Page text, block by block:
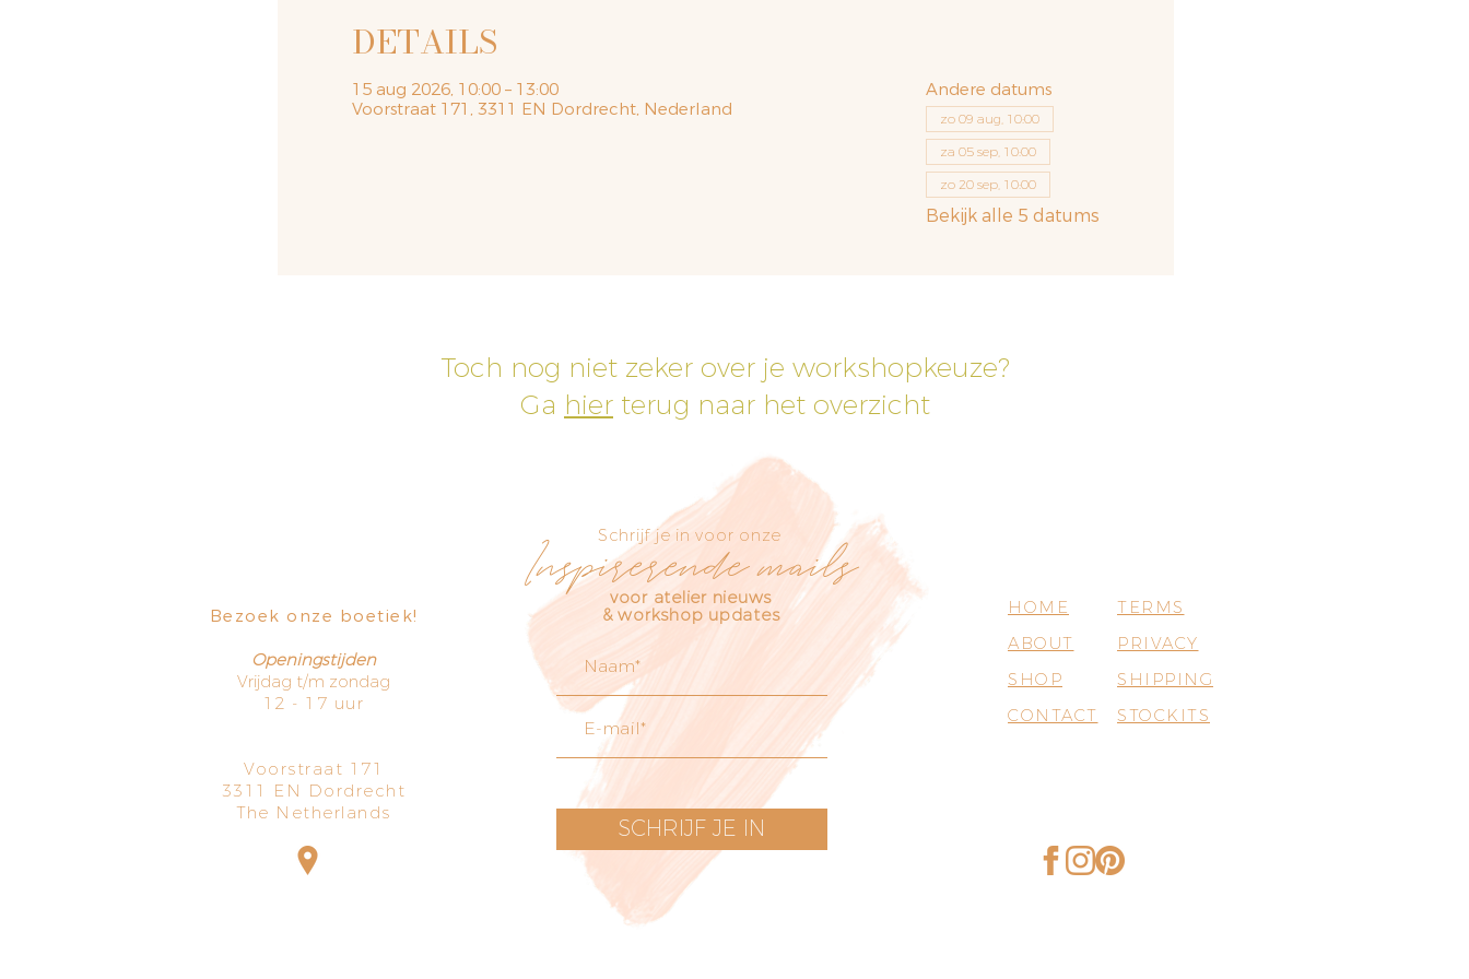
DETAILS
15 aug 2026, 10:00 – 13:00
Voorstraat 171, 3311 EN Dordrecht, Nederland
Andere datums
zo 09 aug, 10:00
za 05 sep, 10:00
zo 20 sep, 10:00
Bekijk alle 5 datums
Toch nog niet zeker over je workshopkeuze?
Ga hier terug naar het overzicht
Bezoek onze boetiek​!
Openingstijden
Vrijdag t/m zondag
12 - 17 uur
Voorstraat 171
3311 EN Dordrecht
The Netherlands
Inspirerende mails
Schrijf je in voor onze
voor atelier nieuws
& workshop updates
SCHRIJF JE IN
HOME
ABOUT
SHOP
CONTACT
TERMS
PRIVACY
SHIPPING
STOCKITS